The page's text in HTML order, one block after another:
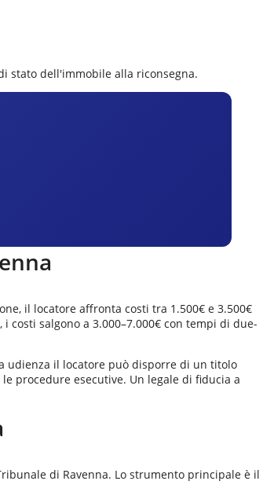
stato dell'immobile alla riconsegna.
il locatore affronta costi tra 1.500€ e 3.500€
salgono a 3.000–7.000€ con tempi di due-
udienza il locatore può disporre di un titolo
procedure esecutive. Un legale di fiducia a
di Ravenna. Lo strumento principale è il